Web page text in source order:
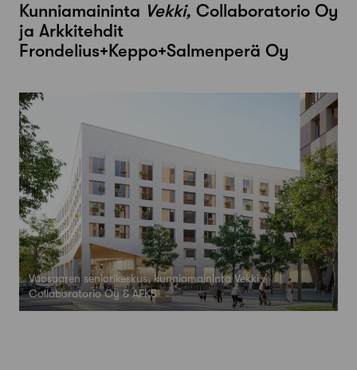
Kunniamaininta Vekki, Collaboratorio Oy
ja Arkkitehdit
Frondelius+Keppo+Salmenperä Oy
Vuosaaren seniorikeskus, kunniamaininta Vekki /
Collaboratorio Oy & AFKS